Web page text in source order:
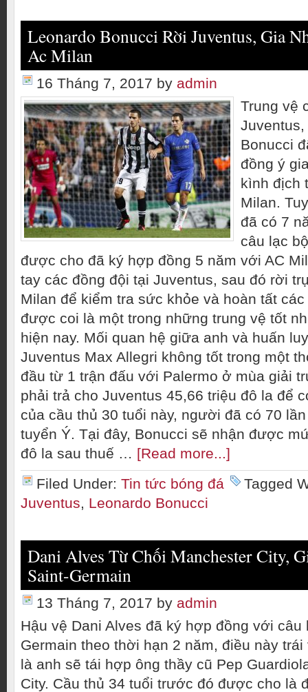
Leonardo Bonucci Rời Juventus, Gia
Ac Milan
16 Tháng 7, 2017 by admin
Trung vệ
Bonucci
đồng ý
kình địch
Milan.
đã có 7
câu lạc
được cho đã ký hợp đồng 5 năm với AC
tay các đồng đội tại Juventus, sau đó rời
Milan để kiểm tra sức khỏe và hoàn tất
được coi là một trong những trung vệ tốt
hiện nay. Mối quan hệ giữa anh và huấn
Juventus Max Allegri không tốt trong một
đầu từ 1 trận đấu với Palermo ở mùa giải
phải trả cho Juventus 45,66 triệu đô la để
của cầu thủ 30 tuổi này, người đã có 70
tuyển Ý. Tại đây, Bonucci sẽ nhận được
đô la sau thuế … [Read more...]
Filed Under: Tin tức bóng đá
Tagged
Juventus, Leonardo Bonucci
Dani Alves Từ Chối Manchester City,
Saint-Germain
13 Tháng 7, 2017 by admin
Hậu vệ Dani Alves đã ký hợp đồng với câu
Germain theo thời hạn 2 năm, điều này
là anh sẽ tái hợp ông thầy cũ Pep
City. Cầu thủ 34 tuổi trước đó được cho là